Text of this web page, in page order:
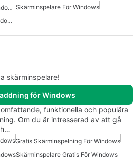
Videoinspelning Av Skärm För Windows Gratis Skärminspelare För Windows
Webbkameraprogramvara För Windows 7
skärminspelare!
för Windows
funktionella och populära
Om du är intresserad av att gå
Gratis Skärminspelning För Windows
Skärminspelare Gratis För Windows